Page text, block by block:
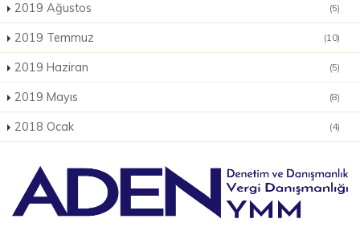
2019 Ağustos (5)
2019 Temmuz (10)
2019 Haziran (5)
2019 Mayıs (8)
2018 Ocak (4)